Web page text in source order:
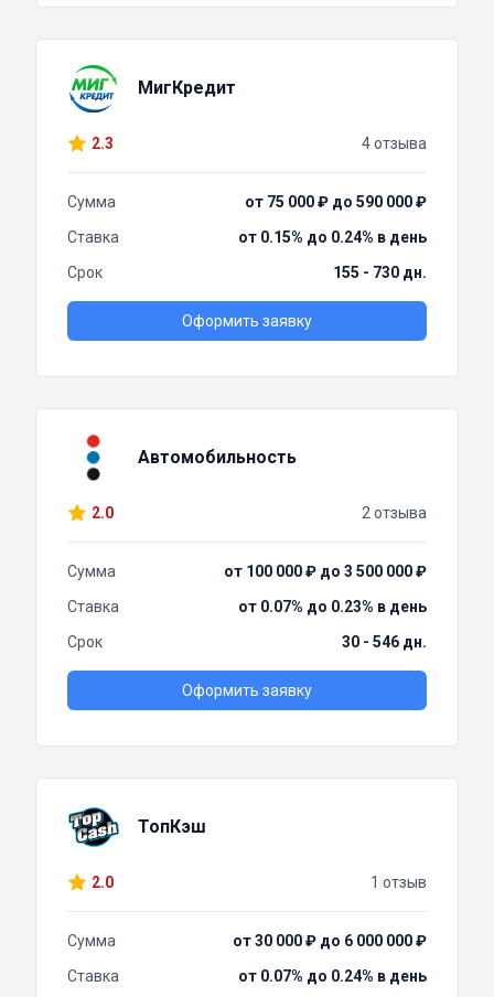
МигКредит
2.3 4 отзыва
Сумма
от 75 000 ₽ до 590 000 ₽
Ставка
от 0.15% до 0.24% в день
Срок
155 - 730 дн.
Оформить заявку
Автомобильность
2.0 2 отзыва
Сумма
от 100 000 ₽ до 3 500 000 ₽
Ставка
от 0.07% до 0.23% в день
Срок
30 - 546 дн.
Оформить заявку
ТопКэш
2.0 1 отзыв
Сумма
от 30 000 ₽ до 6 000 000 ₽
Ставка
от 0.07% до 0.24% в день